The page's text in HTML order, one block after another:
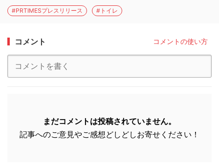
#PRTIMESプレスリリース #トイレ
コメント コメントの使い方
まだコメントは投稿されていません。
記事へのご意見やご感想どしどしお寄せください！